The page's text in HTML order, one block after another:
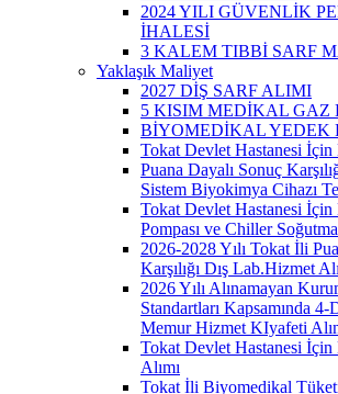
2024 YILI GÜVENLİK
İHALESİ
3 KALEM TIBBİ SARF
Yaklaşık Maliyet
2027 DİŞ SARF ALIMI
5 KISIM MEDİKAL GAZ
BİYOMEDİKAL YEDEK
Tokat Devlet Hastanesi İçin
Puana Dayalı Sonuç
Sistem Biyokimya Cihazı
Tokat Devlet Hastanesi
Pompası ve Chiller
2026-2028 Yılı Tokat İli
Karşılığı Dış Lab.Hizmet
2026 Yılı Alınamayan
Standartları Kapsamında
Memur Hizmet KIyafeti
Tokat Devlet Hastanesi
Alımı
Tokat İli Biyomedikal